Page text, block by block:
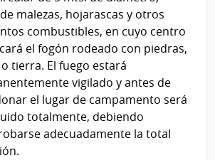
malezas, hojarascas y otros
combustibles, en cuyo centro
el fogón rodeado con piedras,
tierra. El fuego estará
vigilado y antes de
el lugar de campamento será
totalmente, debiendo
adecuadamente la total